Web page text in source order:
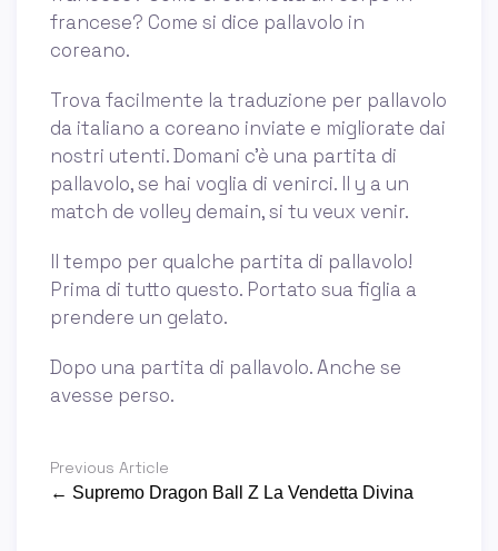
francese? Come si dice pallavolo in
coreano.
Trova facilmente la traduzione per pallavolo
da italiano a coreano inviate e migliorate dai
nostri utenti. Domani c'è una partita di
pallavolo, se hai voglia di venirci. Il y a un
match de volley demain, si tu veux venir.
Il tempo per qualche partita di pallavolo!
Prima di tutto questo. Portato sua figlia a
prendere un gelato.
Dopo una partita di pallavolo. Anche se
avesse perso.
Previous Article
← Supremo Dragon Ball Z La Vendetta Divina